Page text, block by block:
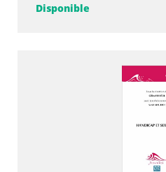
Disponible